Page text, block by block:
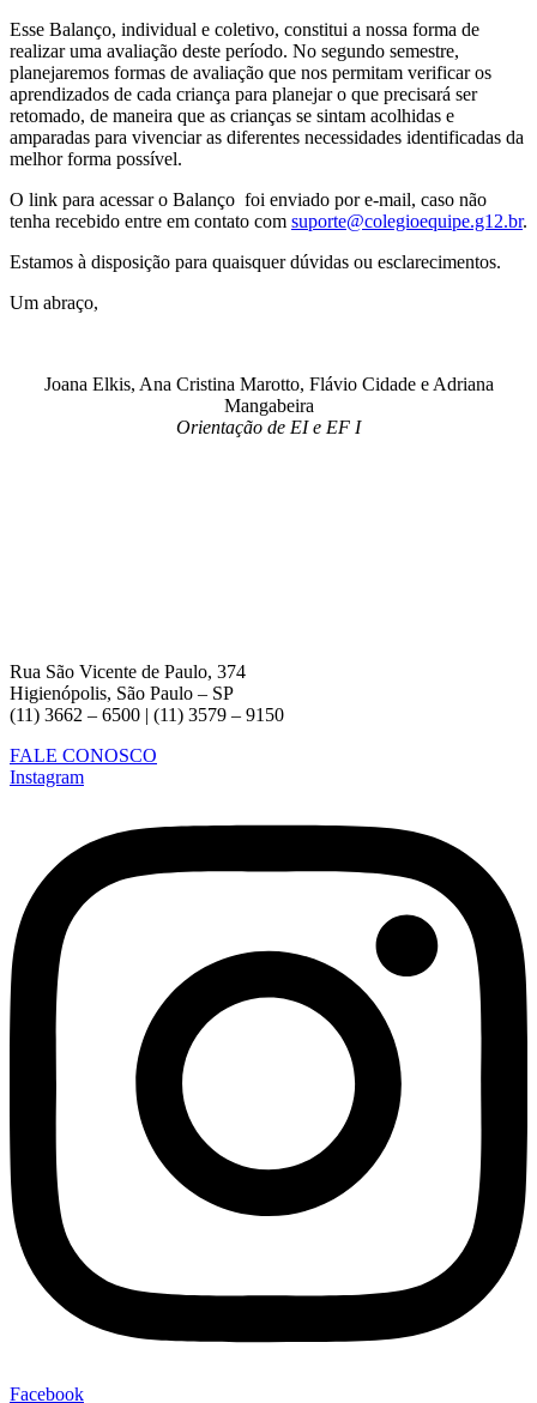
Esse Balanço, individual e coletivo, constitui a nossa forma de
realizar uma avaliação deste período. No segundo semestre,
planejaremos formas de avaliação que nos permitam verificar os
aprendizados de cada criança para planejar o que precisará ser
retomado, de maneira que as crianças se sintam acolhidas e
amparadas para vivenciar as diferentes necessidades identificadas da
melhor forma possível.
O link para acessar o Balanço foi enviado por e-mail, caso não
tenha recebido entre em contato com suporte@colegioequipe.g12.br.
Estamos à disposição para quaisquer dúvidas ou esclarecimentos.
Um abraço,
Joana Elkis, Ana Cristina Marotto, Flávio Cidade e Adriana
Mangabeira
Orientação de EI e EF I
Rua São Vicente de Paulo, 374
Higienópolis, São Paulo – SP
(11) 3662 – 6500 | (11) 3579 – 9150
FALE CONOSCO
Instagram
Facebook